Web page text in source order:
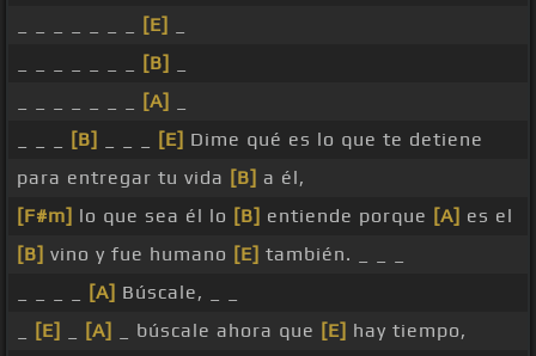
[E]
[B]
[A]
[B] [E] Dime qué es lo que te detiene
para entregar tu vida [B] a él,
[F#m] lo que sea él lo [B] entiende porque [A] es el
[B] vino y fue humano [E] también. _ _ _
[A] Búscale, _ _
[E] [A] _ búscale ahora que [E] hay tiempo,